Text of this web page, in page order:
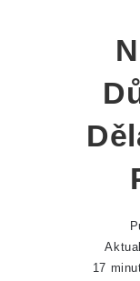
17